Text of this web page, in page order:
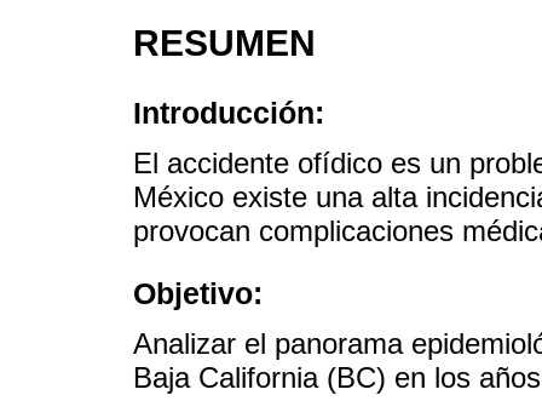
RESUMEN
Introducción:
El accidente ofídico es un
México existe una alta
provocan complicaciones
Objetivo:
Analizar el panorama
Baja California (BC) en los